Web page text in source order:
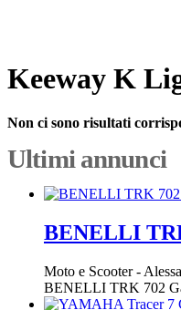
Keeway K
Non ci sono risultati
Ultimi annunci
BENELLI
Moto e Scooter-
BENELLI TRK 702